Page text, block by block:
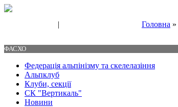
| Головна »
ФАСХО
Федерація альпінізму та скелелазіння
Альпклуб
Клуби, секції
СК "Вертикаль"
Новини